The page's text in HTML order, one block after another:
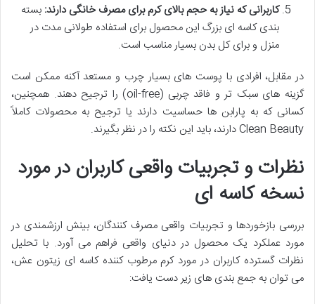
کاربرانی که نیاز به حجم بالای کرم برای مصرف خانگی دارند: بسته
بندی کاسه ای بزرگ این محصول برای استفاده طولانی مدت در
منزل و برای کل بدن بسیار مناسب است.
در مقابل، افرادی با پوست های بسیار چرب و مستعد آکنه ممکن است
گزینه های سبک تر و فاقد چربی (oil-free) را ترجیح دهند. همچنین،
کسانی که به پارابن ها حساسیت دارند یا ترجیح به محصولات کاملاً
Clean Beauty دارند، باید این نکته را در نظر بگیرند.
نظرات و تجربیات واقعی کاربران در مورد
نسخه کاسه ای
بررسی بازخوردها و تجربیات واقعی مصرف کنندگان، بینش ارزشمندی در
مورد عملکرد یک محصول در دنیای واقعی فراهم می آورد. با تحلیل
نظرات گسترده کاربران در مورد کرم مرطوب کننده کاسه ای زیتون عش،
می توان به جمع بندی های زیر دست یافت: